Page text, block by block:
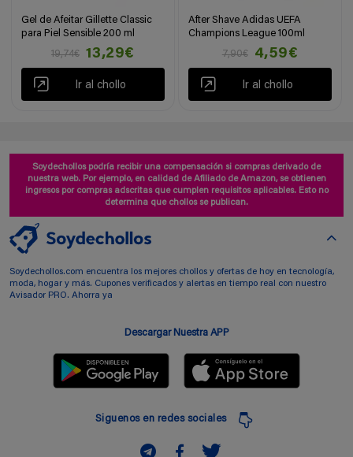
Gel de Afeitar Gillette Classic
para Piel Sensible 200 ml
19,74€
13,29€
Ir al chollo
After Shave Adidas UEFA
Champions League 100ml
7,90€
4,59€
Ir al chollo
Soydechollos podría recibir una compensación si compras derivado de
nuestra web. Por ejemplo, en calidad de Afiliado de Amazon, se obtienen
ingresos por compras adscritas que cumplen requisitos aplicables. Esto no
determina que chollos se publican.
Soydechollos.com encuentra los mejores chollos y ofertas de hoy en tecnología,
moda, hogar y más. Cupones verificados y alertas en tiempo real con nuestro
Avisador PRO. Ahorra ya
Descargar Nuestra APP
Siguenos en redes sociales